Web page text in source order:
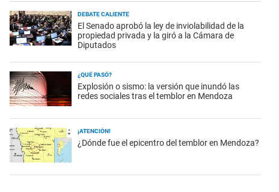
DEBATE CALIENTE
El Senado aprobó la ley de inviolabilidad de la
propiedad privada y la giró a la Cámara de
Diputados
¿QUÉ PASÓ?
Explosión o sismo: la versión que inundó las
redes sociales tras el temblor en Mendoza
¡ATENCIÓN!
¿Dónde fue el epicentro del temblor en Mendoza?